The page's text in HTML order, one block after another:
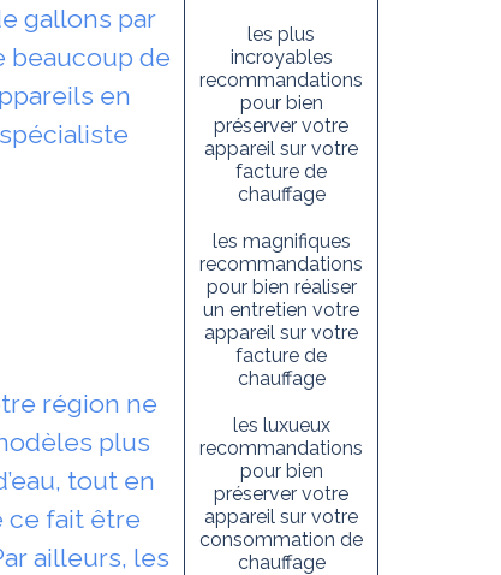
gallons par
beaucoup de
en
région ne
plus
tout en
ce fait être
ailleurs, les
les plus
incroyables
recommandations
pour bien
préserver votre
appareil sur votre
facture de
chauffage
les magnifiques
recommandations
pour bien réaliser
un entretien votre
appareil sur votre
facture de
chauffage
les luxueux
recommandations
pour bien
préserver votre
appareil sur votre
consommation de
chauffage